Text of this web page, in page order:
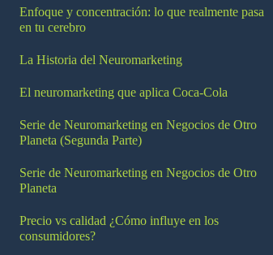
Enfoque y concentración: lo que realmente pasa
en tu cerebro
La Historia del Neuromarketing
El neuromarketing que aplica Coca-Cola
Serie de Neuromarketing en Negocios de Otro
Planeta (Segunda Parte)
Serie de Neuromarketing en Negocios de Otro
Planeta
Precio vs calidad ¿Cómo influye en los
consumidores?